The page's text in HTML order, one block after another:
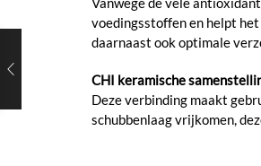
voedingsstoffen en helpt
daarnaast ook optimale
CHI keramische
Deze verbinding maakt
schubbenlaag vrijkomen,